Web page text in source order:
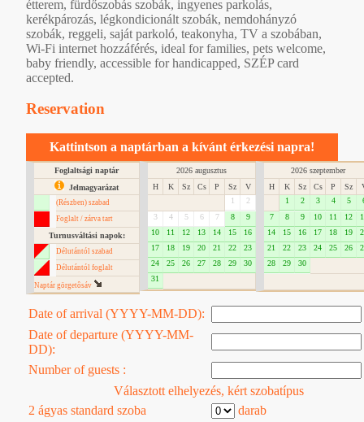
étterem, fürdőszobás szobák, ingyenes parkolás,
kerékpározás, légkondicionált szobák, nemdohányzó
szobák, reggeli, saját parkoló, teakonyha, TV a szobában,
Wi-Fi internet hozzáférés, ideal for families, pets welcome,
baby friendly, accessible for handicapped, SZÉP card
accepted.
Reservation
Kattintson a naptárban a kívánt érkezési napra!
Foglaltsági naptár
Jelmagyarázat
(Részben) szabad
Foglalt / zárva tart
Turnusváltási napok:
Délutántól szabad
Délutántól foglalt
Naptár görgetôsáv
2026 augusztus
H
K Sz Cs P Sz
V
1
2
3
4 5 6 7 8
9
10
11 12 13 14 15
16
17
18 19 20 21 22
23
24
25 26 27 28 29
30
31
2026 szeptember
H
K Sz Cs P Sz
1
2 3 4 5
7
8 9 10 11 12
14
15 16 17 18 19
21
22 23 24 25 26
28
29 30
Date of arrival (YYYY-MM-DD):
Date of departure (YYYY-MM-
DD):
Number of guests :
Választott elhelyezés, kért szobatípus
2 ágyas standard szoba
darab